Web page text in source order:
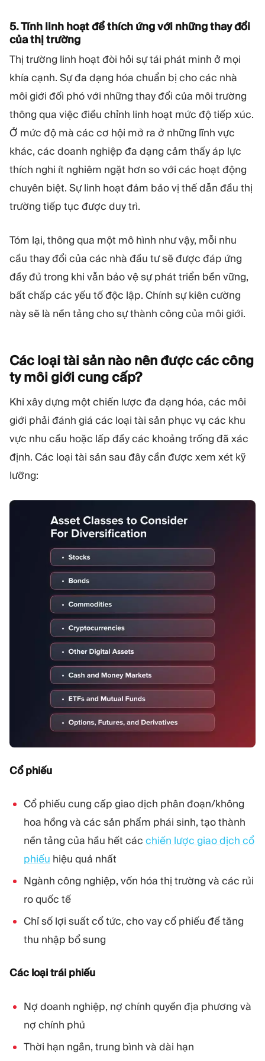
5. Tính linh hoạt để thích ứng với những thay đổi
của thị trường
Thị trường linh hoạt đòi hỏi sự tái phát minh ở mọi
khía cạnh. Sự đa dạng hóa chuẩn bị cho các nhà
môi giới đối phó với những thay đổi của môi trường
thông qua việc điều chỉnh linh hoạt mức độ tiếp xúc.
Ở mức độ mà các cơ hội mở ra ở những lĩnh vực
khác, các doanh nghiệp đa dạng cảm thấy áp lực
thích nghi ít nghiêm ngặt hơn so với các hoạt động
chuyên biệt. Sự linh hoạt đảm bảo vị thế dẫn đầu thị
trường tiếp tục được duy trì.
Tóm lại, thông qua một mô hình như vậy, mỗi nhu
cầu thay đổi của các nhà đầu tư sẽ được đáp ứng
đầy đủ trong khi vẫn bảo vệ sự phát triển bền vững,
bất chấp các yếu tố độc lập. Chính sự kiên cường
này sẽ là nền tảng cho sự thành công của môi giới.
Các loại tài sản nào nên được các công
ty môi giới cungcấp?
Khi xây dựng một chiến lược đa dạng hóa, các môi
giới phải đánh giá các loại tài sản phục vụ các khu
vực nhu cầu hoặc lấp đầy các khoảng trống đã xác
định. Các loại tài sản sau đây cần được xem xét kỹ
lưỡng:
Cổ phiếu
Cổ phiếu cung cấp giao dịch phân đoạn/không
hoa hồng và các sản phẩm phái sinh, tạo thành
nền tảng của hầu hết các chiến lược giao dịch cổ
phiếu hiệu quả nhất
Ngành công nghiệp, vốn hóa thị trường và các rủi
ro quốc tế
Chỉ số lợi suất cổ tức, cho vay cổ phiếu để tăng
thu nhập bổ sung
Các loại trái phiếu
Nợ doanh nghiệp, nợ chính quyền địa phương và
nợ chính phủ
Thời hạn ngắn, trung bình và dài hạn